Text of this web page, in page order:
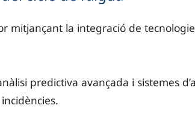
mitjançant la integració de
predictiva avançada i sistemes